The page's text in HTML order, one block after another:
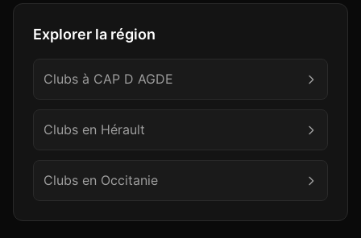
Explorer la région
Clubs à CAP D AGDE
Clubs en Hérault
Clubs en Occitanie